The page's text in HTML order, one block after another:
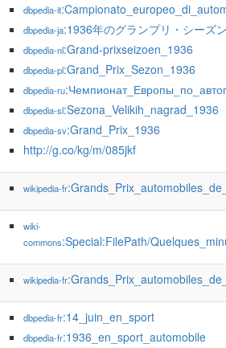
dbpedia-it
dbpedia-ja:1936年のグランプリ・シーズ
dbpedia-nl:Grand-prixseizoen_1936
dbpedia-pl:Grand_Prix_Sezon_1936
dbpedia-ru
dbpedia-sl:Sezona_Velikih_nagrad_1936
dbpedia-sv:Grand_Prix_1936
http://g.co/kg/m/085jkf
wikipedia-fr
wiki-
commons:Special:FilePath/
wikipedia-fr
dbpedia-fr:14_juin_en_sport
dbpedia-fr:1936_en_sport_automobile